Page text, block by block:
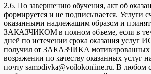
2.6. По завершению обучения, акт об
формируется и не подписывается. Услуги
оказанными надлежащим образом и
ЗАКАЗЧИКОМ в полном объеме, если в
дней по истечении срока оказания
получил от ЗАКАЗЧИКА мотивированных
возражений по качеству оказанных услуг
почту samodivka@voilokonline.ru. В любом